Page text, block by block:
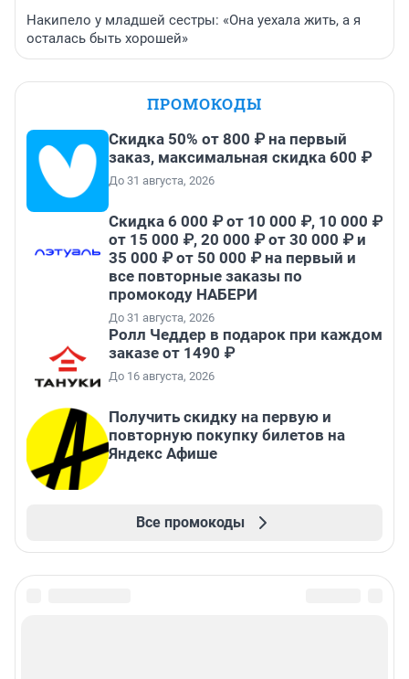
Накипело у младшей сестры: «Она уехала жить, а я
осталась быть хорошей»
ПРОМОКОДЫ
Скидка 50% от 800 ₽ на первый
заказ, максимальная скидка 600 ₽
До 31 августа, 2026
Скидка 6 000 ₽ от 10 000 ₽, 10 000 ₽
от 15 000 ₽, 20 000 ₽ от 30 000 ₽ и
35 000 ₽ от 50 000 ₽ на первый и
все повторные заказы по
промокоду НАБЕРИ
До 31 августа, 2026
Ролл Чеддер в подарок при каждом
заказе от 1490 ₽
До 16 августа, 2026
Получить скидку на первую и
повторную покупку билетов на
Яндекс Афише
Все промокоды